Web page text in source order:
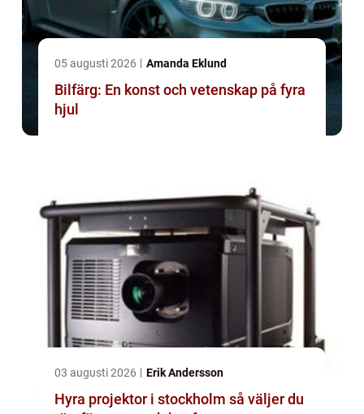
05 augusti 2026 Amanda Eklund
Bilfärg: En konst och vetenskap på fyra
hjul
03 augusti 2026 Erik Andersson
Hyra projektor i stockholm så väljer du